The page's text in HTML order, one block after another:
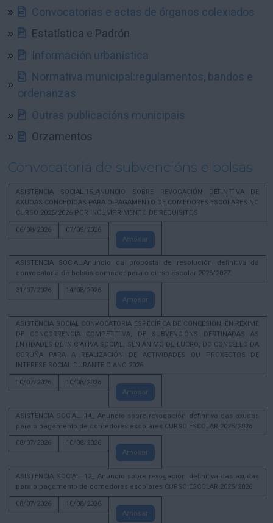
Convocatorias e actas de órganos colexiados
Estatística e Padrón
Información urbanística
Normativa municipal:regulamentos, bandos e
ordenanzas
Outras publicacións municipais
Orzamentos
Convocatoria de subvencións e bolsas
ASISTENCIA SOCIAL.15_ANUNCIO SOBRE REVOGACIÓN DEFINITIVA DE
AXUDAS CONCEDIDAS PARA O PAGAMENTO DE COMEDORES ESCOLARES NO
CURSO 2025/2026 POR INCUMPRIMENTO DE REQUISITOS
06/08/2026
07/09/2026
Amosar
ASISTENCIA SOCIAL.Anuncio da proposta de resolución definitiva dá
convocatoria de bolsas comedor para o curso escolar 2026/2027.
31/07/2026
14/08/2026
Amosar
ASISTENCIA SOCIAL CONVOCATORIA ESPECÍFICA DE CONCESIÓN, EN RÉXIME
DE CONCORRENCIA COMPETITIVA, DE SUBVENCIÓNS DESTINADAS ÁS
ENTIDADES DE INICIATIVA SOCIAL, SEN ÁNIMO DE LUCRO, DO CONCELLO DA
CORUÑA PARA A REALIZACIÓN DE ACTIVIDADES OU PROXECTOS DE
INTERESE SOCIAL DURANTE O ANO 2026
10/07/2026
10/08/2026
Amosar
ASISTENCIA SOCIAL. 14_ Anuncio sobre revogación definitiva das axudas
para o pagamento de comedores escolares CURSO ESCOLAR 2025/2026
08/07/2026
10/08/2026
Amosar
ASISTENCIA SOCIAL. 12_ Anuncio sobre revogación definitiva das axudas
para o pagamento de comedores escolares CURSO ESCOLAR 2025/2026
08/07/2026
10/08/2026
Amosar